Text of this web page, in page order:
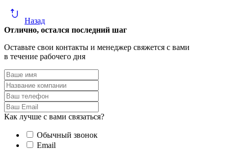
Назад
Отлично, остался последний шаг
Оставьте свои контакты и менеджер свяжется с вами
в течение рабочего дня
Как лучше с вами связаться?
Обычный звонок
Email